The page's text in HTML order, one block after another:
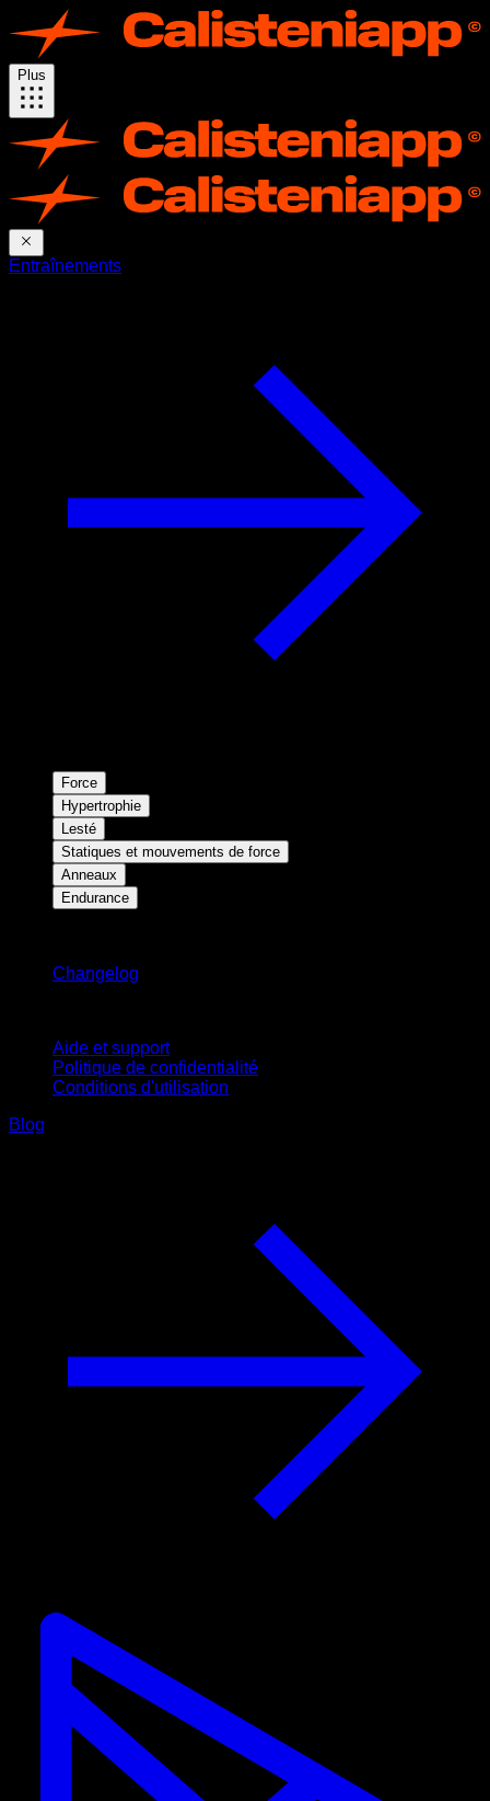
Plus
Entraînements
Force
Hypertrophie
Lesté
Statiques et mouvements de force
Anneaux
Endurance
Changelog
Aide et support
Politique de confidentialité
Conditions d'utilisation
Blog